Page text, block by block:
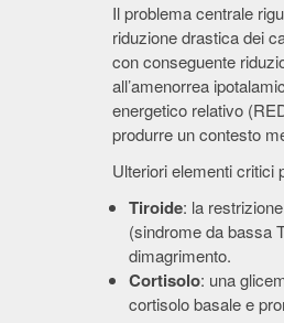
Il problema centrale
riduzione drastica dei
con conseguente
all’amenorrea
energetico relativo
produrre un contesto
Ulteriori elementi critici
Tiroide: la
(sindrome da bassa
dimagrimento.
Cortisolo: una
cortisolo basale e